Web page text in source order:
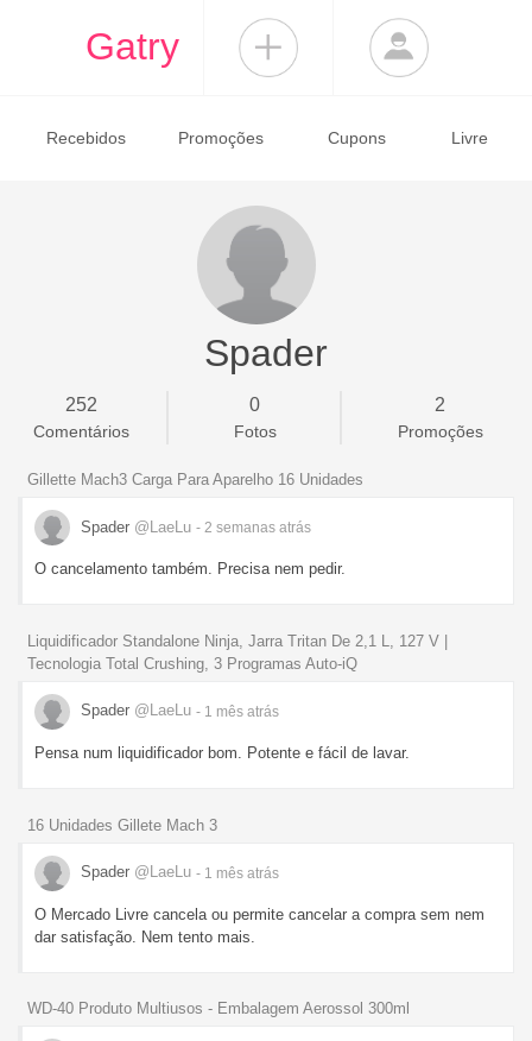
Gatry
Recebidos Promoções Cupons Livre
Spader
252
Comentários
0
Fotos
2
Promoções
Gillette Mach3 Carga Para Aparelho 16 Unidades
Spader @LaeLu - 2 semanas atrás
O cancelamento também. Precisa nem pedir.
Liquidificador Standalone Ninja, Jarra Tritan De 2,1 L, 127 V |
Tecnologia Total Crushing, 3 Programas Auto-iQ
Spader @LaeLu - 1 mês atrás
Pensa num liquidificador bom. Potente e fácil de lavar.
16 Unidades Gillete Mach 3
Spader @LaeLu - 1 mês atrás
O Mercado Livre cancela ou permite cancelar a compra sem nem
dar satisfação. Nem tento mais.
WD-40 Produto Multiusos - Embalagem Aerossol 300ml